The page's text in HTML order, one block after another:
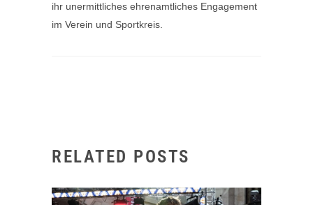
ihr unermittliches ehrenamtliches Engagement
im Verein und Sportkreis.
RELATED POSTS